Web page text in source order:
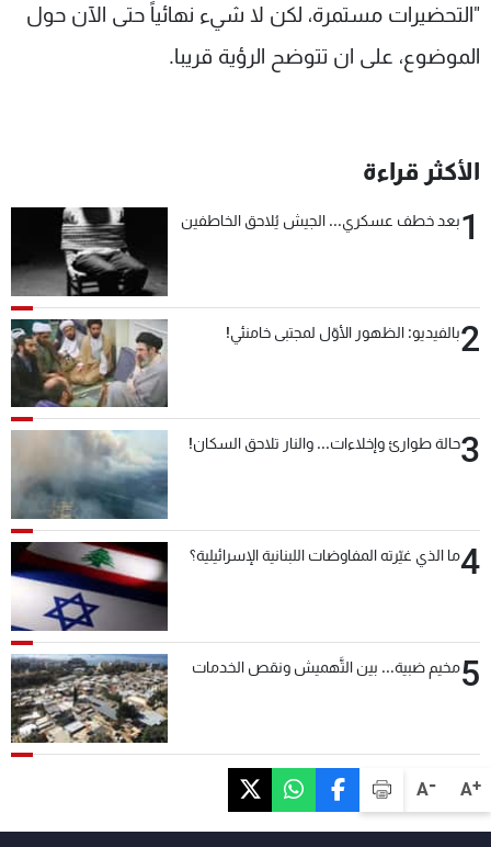
A+
A-
"التحضيرات مستمرة، لكن لا شيء نهائياً حتى الآن حول
الموضوع، على ان تتوضح الرؤية قريبا.
الأكثر قراءة
1بعد خطف عسكري... الجيش يُلاحق الخاطفين
2بالفيديو: الظهور الأوّل لمجتبى خامنئي!
3حالة طوارئ وإخلاءات... والنار تلاحق السكان!
4ما الذي غيّرته المفاوضات اللبنانية الإسرائيلية؟
5مخيم ضبية... بين التَّهميش ونقص الخدمات